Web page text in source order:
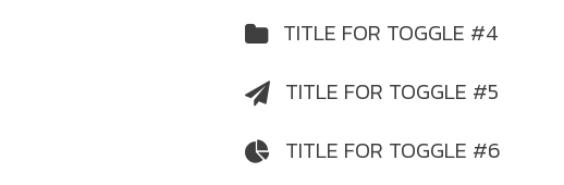
TITLE FOR TOGGLE #4
TITLE FOR TOGGLE #5
TITLE FOR TOGGLE #6